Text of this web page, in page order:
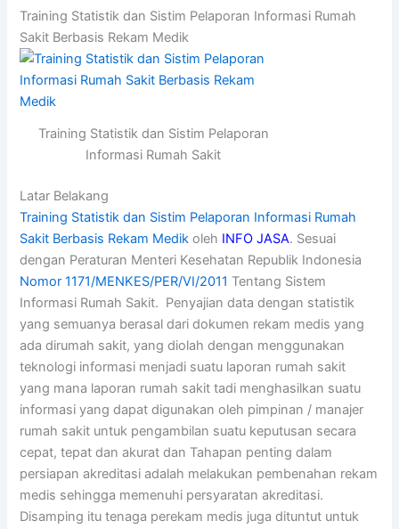
Training Statistik dan Sistim Pelaporan Informasi Rumah
Sakit Berbasis Rekam Medik
Training Statistik dan Sistim Pelaporan
Informasi Rumah Sakit
Latar Belakang
Training Statistik dan Sistim Pelaporan Informasi Rumah
Sakit Berbasis Rekam Medik oleh INFO JASA. Sesuai
dengan Peraturan Menteri Kesehatan Republik Indonesia
Nomor 1171/MENKES/PER/VI/2011 Tentang Sistem
Informasi Rumah Sakit. Penyajian data dengan statistik
yang semuanya berasal dari dokumen rekam medis yang
ada dirumah sakit, yang diolah dengan menggunakan
teknologi informasi menjadi suatu laporan rumah sakit
yang mana laporan rumah sakit tadi menghasilkan suatu
informasi yang dapat digunakan oleh pimpinan / manajer
rumah sakit untuk pengambilan suatu keputusan secara
cepat, tepat dan akurat dan Tahapan penting dalam
persiapan akreditasi adalah melakukan pembenahan rekam
medis sehingga memenuhi persyaratan akreditasi.
Disamping itu tenaga perekam medis juga dituntut untuk